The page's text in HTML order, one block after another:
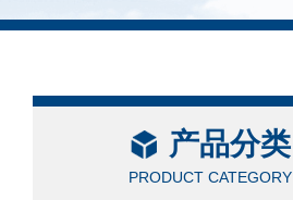
产品分类
PRODUCT CATEGORY